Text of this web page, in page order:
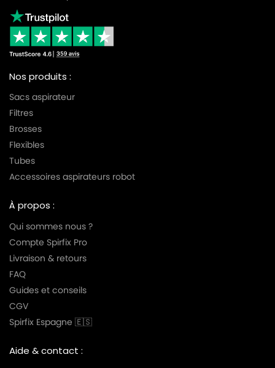
Nos produits :
Sacs aspirateur
Filtres
Brosses
Flexibles
Tubes
Accessoires aspirateurs robot
À propos :
Qui sommes nous ?
Compte Spirfix Pro
Livraison & retours
FAQ
Guides et conseils
CGV
Spirfix Espagne 🇪🇸
Aide & contact :